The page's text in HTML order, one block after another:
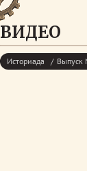
ВИДЕО
Историада Выпуск